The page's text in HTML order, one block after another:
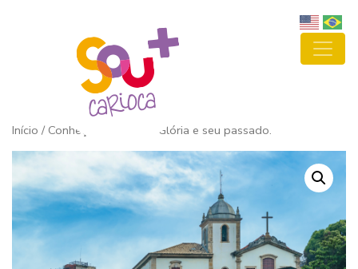
Início / Conheça o bairro da Glória e seu passado.